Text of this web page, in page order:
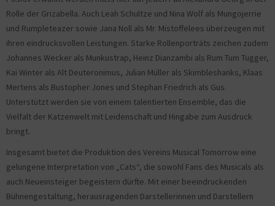
Rolle der Grizabella. Auch Leah Schultze und Nina Wolf als Mungojerrie
und Rumpleteazer sowie Jana Noll als Mr. Mistoffelees überzeugen mit
ihren eindrucksvollen Leistungen. Starke Rollenporträts zeichen zudem
Johannes Wecker als Munkustrap, Heinz Dianzambi als Rum Tum Tugger,
Kai Winter als Alt Deuteronimus, Julian Müller als Skimbleshanks, Klaas
Mertens als Bustopher Jones und Stephan Friedrich als Gus.
Unterstützt werden sie von einem talentierten Ensemble, das die
Vielfalt der Katzenwelt mit Leidenschaft und Hingabe zum Ausdruck
bringt.
Insgesamt bietet die Produktion des Vereins Musical Tomorrow eine
gelungene Interpretation von „Cats“, die sowohl Fans des Musicals als
auch Neueinsteiger begeistern dürfte. Mit einer beeindruckenden
Bühnengestaltung, herausragenden Darstellerinnen und Darstellern